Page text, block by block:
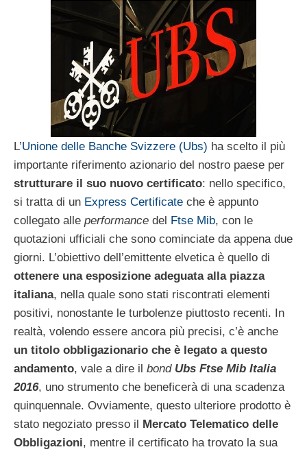
L’Unione delle Banche Svizzere (Ubs) ha scelto il più
importante riferimento azionario del nostro paese per
strutturare il suo nuovo certificato: nello specifico,
si tratta di un Express Certificate che è appunto
collegato alle performance del Ftse Mib, con le
quotazioni ufficiali che sono cominciate da appena due
giorni. L’obiettivo dell’emittente elvetica è quello di
ottenere una esposizione adeguata alla piazza
italiana, nella quale sono stati riscontrati elementi
positivi, nonostante le turbolenze piuttosto recenti. In
realtà, volendo essere ancora più precisi, c’è anche
un titolo obbligazionario che è legato a questo
andamento, vale a dire il bondUbs Ftse Mib Italia
2016, uno strumento che beneficerà di una scadenza
quinquennale. Ovviamente, questo ulteriore prodotto è
stato negoziato presso il
Mercato Telematico delle
Obbligazioni, mentre il certificato ha trovato la sua